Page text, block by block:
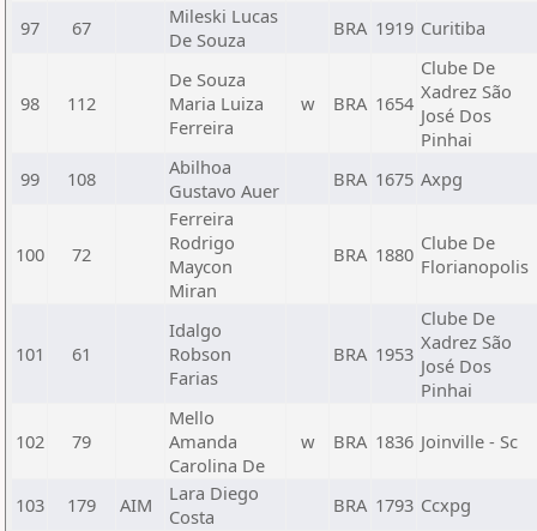
97 67
Mileski Lucas
De Souza
BRA 1919 Curitiba
98 112
De Souza
Maria Luiza
Ferreira
w BRA 1654
Clube De
Xadrez São
José Dos
Pinhai
99
108
Abilhoa
Gustavo Auer
BRA 1675 Axpg
100 72
Ferreira
Rodrigo
Maycon
Miran
BRA 1880 Clube De
Florianopolis
101 61
Idalgo
Robson
Farias
BRA 1953
Clube De
Xadrez São
José Dos
Pinhai
102 79
Mello
Amanda
Carolina De
w BRA 1836 Joinville - Sc
103 179 AIM
Lara Diego
Costa
BRA 1793 Ccxpg